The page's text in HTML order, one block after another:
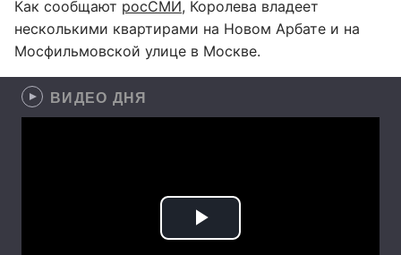
Как сообщают росСМИ, Королева владеет
несколькими квартирами на Новом Арбате и на
Мосфильмовской улице в Москве.
ВИДЕО ДНЯ